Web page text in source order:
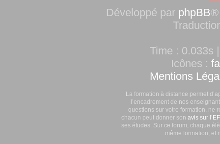
Développé par phpBB®
Time : 0.033s
Icônes :
Mentions
La formation à distance permet
l’encadrement de nos
questions sur votre formation, ne
chacun peut donner son avis sur
ses études. Sur ce forum, chaque
même formation, et